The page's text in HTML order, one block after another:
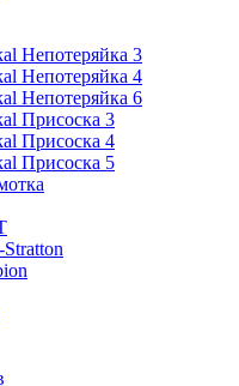
Непотеряйка 3
Непотеряйка 4
Непотеряйка 6
Присоска 3
Присоска 4
Присоска 5